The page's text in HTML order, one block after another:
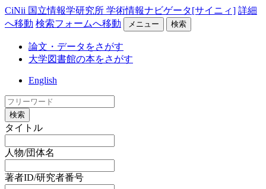
CiNii 国立情報学研究所 学術情報ナビゲータ[サイニィ] 詳細
へ移動 検索フォームへ移動 メニュー 検索
論文・データをさがす
大学図書館の本をさがす
English
検索
タイトル
人物/団体名
著者ID/研究者番号